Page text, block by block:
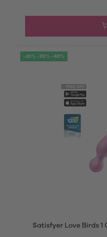
-20% -30% -40%
Satisfyer Love Birds 1